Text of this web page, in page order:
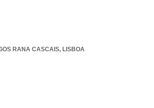
RANA CASCAIS, LISBOA